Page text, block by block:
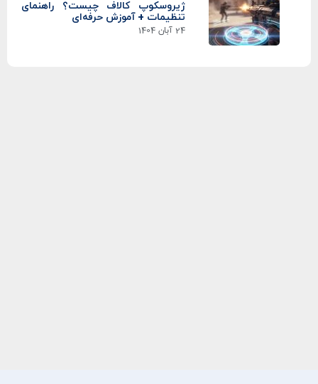
ژیروسکوپ کالاف چیست؟ راهنمای
تنظیمات + آموزش حرفه‌ای
24 آبان 1404